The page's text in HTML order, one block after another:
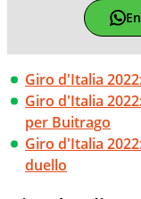
Giro d'Italia
Giro d'Italia
per Buitrago
Giro d'Italia
duello